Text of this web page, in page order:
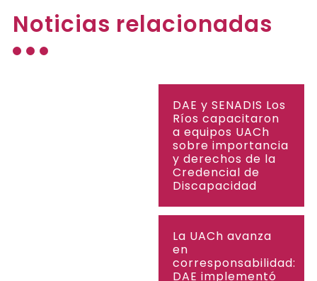
Noticias relacionadas
DAE y SENADIS Los
Ríos capacitaron
a equipos UACh
sobre importancia
y derechos de la
Credencial de
Discapacidad
La UACh avanza
en
corresponsabilidad:
DAE implementó